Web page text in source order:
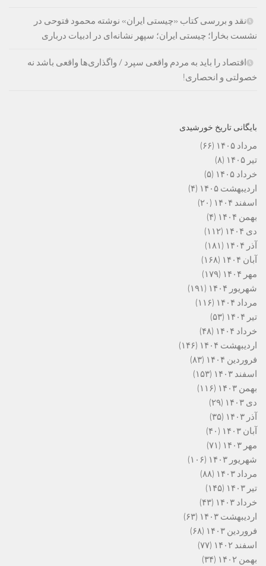
نقد و بررسی کتاب «چیستی ایران» نوشته محمود فتوحی در
نشست بخارا؛ چیستی ایران؛ سپهر نشانه‌ای در ادبیات درباری
اقتصاد را باید به مردم واقعی سپرد / واگذاری‌ها واقعی باشد نه
خصولتی و انحصاری!
بایگانی تاریخ خورشیدی
مرداد ۱۴۰۵
(۶۶)
تیر ۱۴۰۵
(۸)
خرداد ۱۴۰۵
(۵)
اردیبهشت ۱۴۰۵
(۴)
اسفند ۱۴۰۴
(۲۰)
بهمن ۱۴۰۴
(۴)
دی ۱۴۰۴
(۱۱۲)
آذر ۱۴۰۴
(۱۸۱)
آبان ۱۴۰۴
(۱۶۸)
مهر ۱۴۰۴
(۱۷۹)
شهریور ۱۴۰۴
(۱۹۱)
مرداد ۱۴۰۴
(۱۱۶)
تیر ۱۴۰۴
(۵۳)
خرداد ۱۴۰۴
(۴۸)
اردیبهشت ۱۴۰۴
(۱۴۶)
فروردین ۱۴۰۴
(۸۳)
اسفند ۱۴۰۳
(۱۵۳)
بهمن ۱۴۰۳
(۱۱۶)
دی ۱۴۰۳
(۲۹)
آذر ۱۴۰۳
(۳۵)
آبان ۱۴۰۳
(۴۰)
مهر ۱۴۰۳
(۷۱)
شهریور ۱۴۰۳
(۱۰۶)
مرداد ۱۴۰۳
(۸۸)
تیر ۱۴۰۳
(۱۴۵)
خرداد ۱۴۰۳
(۴۳)
اردیبهشت ۱۴۰۳
(۶۳)
فروردین ۱۴۰۳
(۶۸)
اسفند ۱۴۰۲
(۷۷)
بهمن ۱۴۰۲
(۳۴)